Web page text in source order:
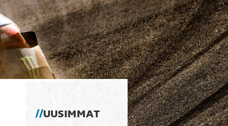
UUSIMMAT